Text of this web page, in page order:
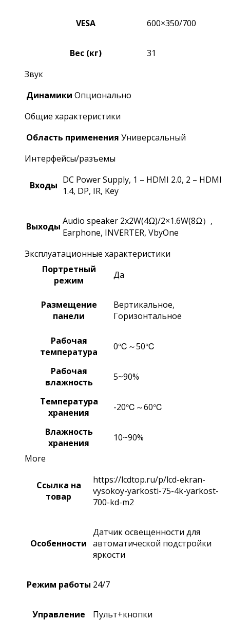
VESA 600×350/700
Вес (кг)
31
Звук
Динамики Опционально
Общие характеристики
Область применения Универсальный
Интерфейсы/разъемы
Входы DC Power Supply, 1 – HDMI 2.0, 2 – HDMI
1.4, DP, IR, Key
Выходы Audio speaker 2x2W(4Ω)/2×1.6W(8Ω）,
Earphone, INVERTER, VbyOne
Эксплуатационные характеристики
Портретный
режим
Да
Размещение
панели
Вертикальное,
Горизонтальное
Рабочая
температура
0℃～50℃
Рабочая
влажность
5~90%
Температура
хранения
-20℃～60℃
Влажность
хранения
10~90%
More
Ссылка на
товар
https://lcdtop.ru/p/lcd-ekran-
vysokoy-yarkosti-75-4k-yarkost-
700-kd-m2
Особенности
Датчик освещенности для
автоматической подстройки
яркости
Режим работы 24/7
Управление Пульт+кнопки